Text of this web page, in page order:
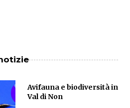
Avifauna e biodiversità in
Val di Non